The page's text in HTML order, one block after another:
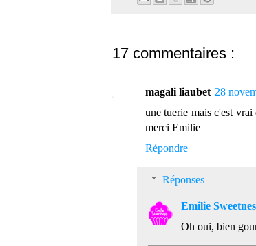
17 commentaires :
magali liaubet 28
une tuerie mais c'est
merci Emilie
Répondre
Réponses
Emilie
Oh oui, bien